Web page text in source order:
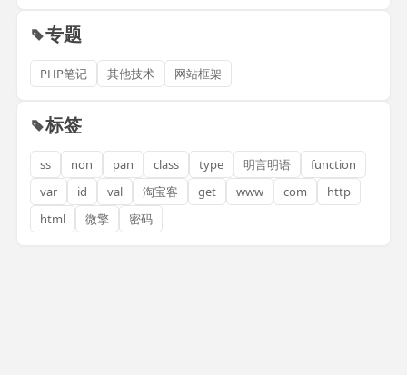
专题
PHP笔记 其他技术 网站框架
标签
ss non pan class type 明言明语
function
var
id val 淘宝客 get www com
http
html
微擎 密码